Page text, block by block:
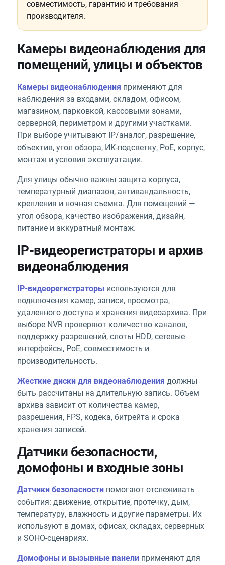
совместимость, гарантию и требования
производителя.
Камеры видеонаблюдения для
помещений, улицы и объектов
Камеры видеонаблюдения применяют для
наблюдения за входами, складом, офисом,
магазином, парковкой, кассовыми зонами,
серверной, периметром и другими участками.
При выборе учитывают IP/аналог, разрешение,
объектив, угол обзора, ИК-подсветку, PoE, корпус,
монтаж и условия эксплуатации.
Для улицы обычно важны защита корпуса,
температурный диапазон, антивандальность,
крепления и ночная съемка. Для помещений —
угол обзора, качество изображения, дизайн,
питание и аккуратный монтаж.
IP-видеорегистраторы и архив
видеонаблюдения
IP-видеорегистраторы используются для
подключения камер, записи, просмотра,
удаленного доступа и хранения видеоархива. При
выборе NVR проверяют количество каналов,
поддержку разрешений, слоты HDD, сетевые
интерфейсы, PoE, совместимость и
производительность.
Жесткие диски для видеонаблюдения должны
быть рассчитаны на длительную запись. Объем
архива зависит от количества камер,
разрешения, FPS, кодека, битрейта и срока
хранения записей.
Датчики безопасности,
домофоны и входные зоны
Датчики безопасности помогают отслеживать
события: движение, открытие, протечку, дым,
температуру, влажность и другие параметры. Их
используют в домах, офисах, складах, серверных
и SOHO-сценариях.
Домофоны и вызывные панели применяют для